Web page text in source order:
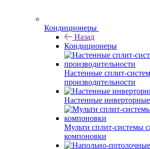
Кондиционеры
Назад
Кондиционеры
Настенные сплит-
производительности
Настенные
Мульти сплит-системы
компоновки